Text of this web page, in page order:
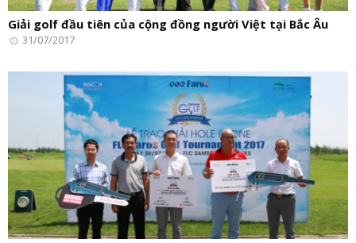
Giải golf đầu tiên của cộng đồng người Việt tại Bắc Âu
31/07/2017